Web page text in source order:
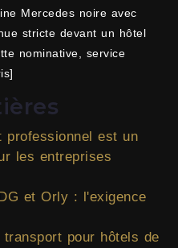
Mercedes noire avec
stricte devant un hôtel
nominative, service
professionnel est un
les entreprises
et Orly : l'exigence
pour hôtels de